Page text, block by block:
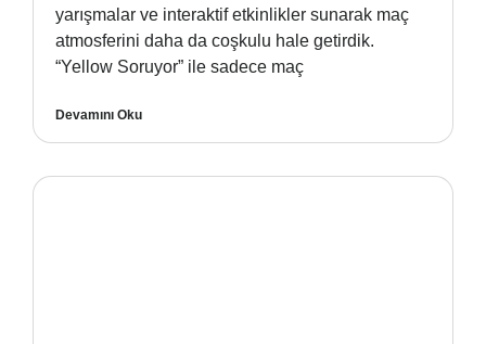
yarışmalar ve interaktif etkinlikler sunarak maç
atmosferini daha da coşkulu hale getirdik.
“Yellow Soruyor” ile sadece maç
Devamını Oku